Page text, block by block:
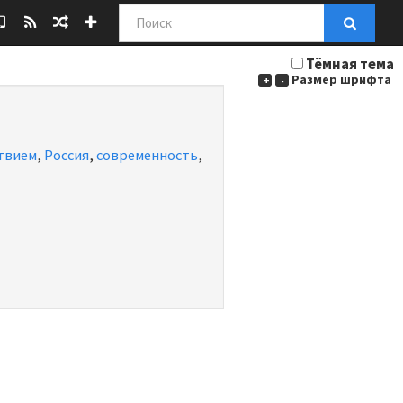
Поиск
Тёмная тема
+ - Размер шрифта
, Россия,современность,